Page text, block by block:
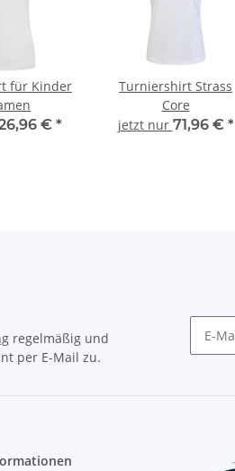
für Kinder
€ *
Turniershirt Strass
Core
jetzt nur 71,96 € *
regelmäßig und
per E-Mail zu.